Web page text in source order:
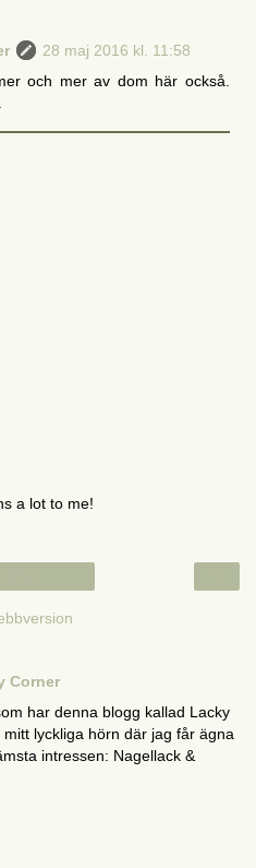
28 maj 2016 kl. 11:58
och mer av dom här också.
a lot to me!
Corner
har denna blogg kallad Lacky
lyckliga hörn där jag får ägna
intressen: Nagellack &